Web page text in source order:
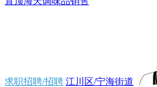
求职招聘/招聘 江川区/宁海街道